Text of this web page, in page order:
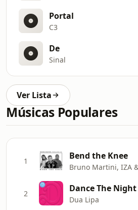
Portal
C3
De
Sinal
Ver Lista
Músicas Populares
1 Bend the Knee
Bruno Martini, IZA
2
Dua Lipa